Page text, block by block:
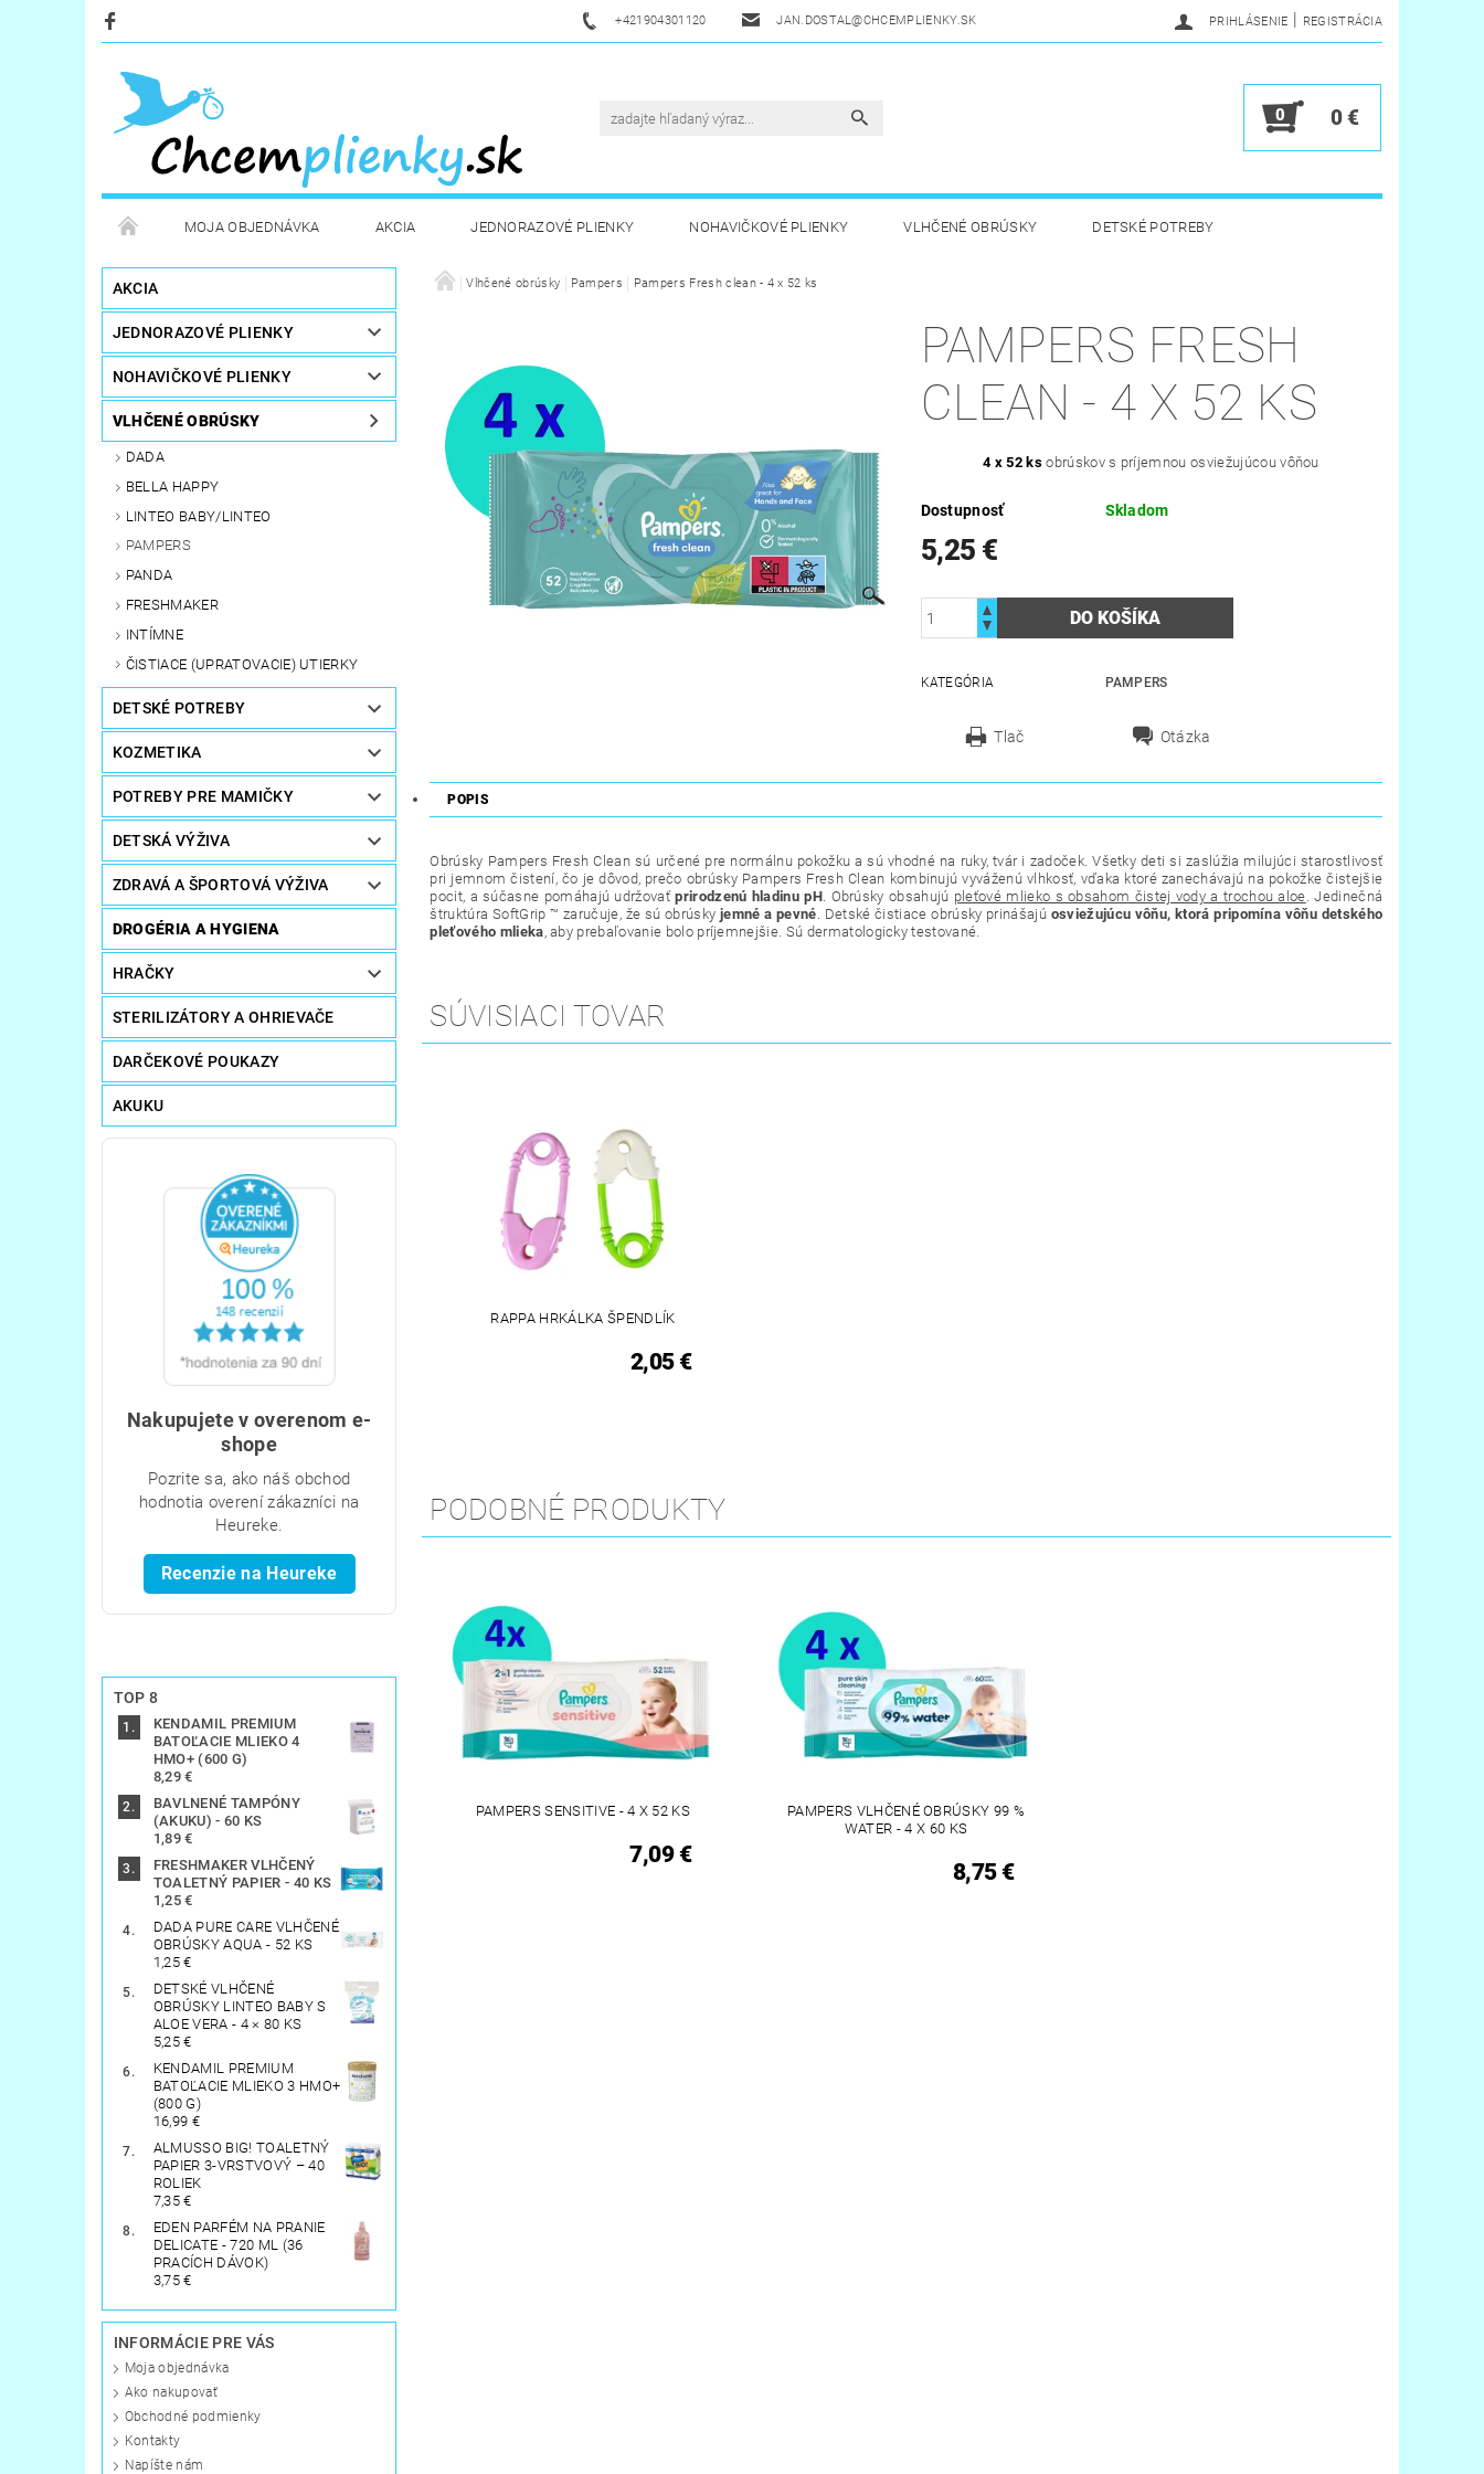
+421904301120 JAN.DOSTAL@CHCEMPLIENKY.SK PRIHLÁSENIE | REGISTRÁCIA
0 0 €
MOJA OBJEDNÁVKA AKCIA JEDNORAZOVÉ PLIENKY NOHAVIČKOVÉ PLIENKY VLHČENÉ OBRÚSKY DETSKÉ POTREBY
KOZMETIKA DETSKÁ VÝŽIVA ZDRAVÁ A ŠPORTOVÁ VÝŽIVA
STERILIZÁTORY A OHRIEVAČE KONTAKTY VERNOSTNÝ PROGRAM
AKCIA
JEDNORAZOVÉ PLIENKY
NOHAVIČKOVÉ PLIENKY
VLHČENÉ OBRÚSKY
DADA
BELLA HAPPY
LINTEO BABY/LINTEO
PAMPERS
PANDA
FRESHMAKER
INTÍMNE
ČISTIACE (UPRATOVACIE) UTIERKY
DETSKÉ POTREBY
KOZMETIKA
POTREBY PRE MAMIČKY
DETSKÁ VÝŽIVA
ZDRAVÁ A ŠPORTOVÁ VÝŽIVA
DROGÉRIA A HYGIENA
HRAČKY
STERILIZÁTORY A OHRIEVAČE
DARČEKOVÉ POUKAZY
AKUKU
Nakupujete v overenom e-
shope
Pozrite sa, ako náš obchod
hodnotia overení zákazníci na
Heureke.
Recenzie na Heureke
TOP 8
KENDAMIL PREMIUM
BATOĽACIE MLIEKO 4
HMO+ (600 G)
8,29 €
BAVLNENÉ TAMPÓNY
(AKUKU) - 60 KS
1,89 €
FRESHMAKER VLHČENÝ
TOALETNÝ PAPIER - 40 KS
1,25 €
DADA PURE CARE VLHČENÉ
OBRÚSKY AQUA - 52 KS
1,25 €
DETSKÉ VLHČENÉ
OBRÚSKY LINTEO BABY S
ALOE VERA - 4 × 80 KS
5,25 €
KENDAMIL PREMIUM
BATOĽACIE MLIEKO 3 HMO+
(800 G)
16,99 €
ALMUSSO BIG! TOALETNÝ
PAPIER 3-VRSTVOVÝ – 40
ROLIEK
7,35 €
EDEN PARFÉM NA PRANIE
DELICATE - 720 ML (36
PRACÍCH DÁVOK)
3,75 €
INFORMÁCIE PRE VÁS
Moja objednávka
Ako nakupovať
Obchodné podmienky
Kontakty
Napíšte nám
Vlhčené obrúsky Pampers Pampers Fresh clean - 4 x 52 ks
PAMPERS FRESH
CLEAN - 4 X 52 KS
4 x 52 ks obrúskov s príjemnou osviežujúcou vôňou
Dostupnosť Skladom
5,25 €
KATEGÓRIA PAMPERS
Tlač Otázka
POPIS
Obrúsky Pampers Fresh Clean sú určené pre normálnu pokožku a sú vhodné na ruky, tvár i zadoček. Všetky deti si zaslúžia milujúci starostlivosť
pri jemnom čistení, čo je dôvod, prečo obrúsky Pampers Fresh Clean kombinujú vyváženú vlhkosť, vďaka ktoré zanechávajú na pokožke čistejšie
pocit, a súčasne pomáhajú udržovaťprirodzenú hladinu pH. Obrúsky obsahujú pleťové mlieko s obsahom čistej vody a trochou aloe. Jedinečná
štruktúra SoftGrip ™ zaručuje, že sú obrúsky jemné a pevné. Detské čistiace obrúsky prinášajú osviežujúcu vôňu, ktorá pripomína vôňu detského
pleťového mlieka, aby prebaľovanie bolo príjemnejšie. Sú dermatologicky testované.
SÚVISIACI TOVAR
RAPPA HRKÁLKA ŠPENDLÍK
2,05 €
PODOBNÉ PRODUKTY
PAMPERS SENSITIVE - 4 X 52 KS
7,09 €
PAMPERS VLHČENÉ OBRÚSKY 99 %
WATER - 4 X 60 KS
8,75 €